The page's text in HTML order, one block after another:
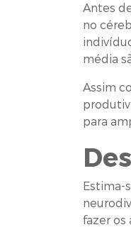
Antes
no
média
Assim
para
Estima-
fazer os